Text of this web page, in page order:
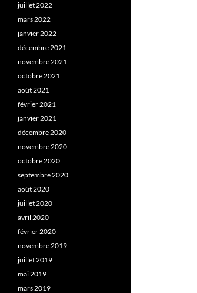
juillet 2022
mars 2022
janvier 2022
décembre 2021
novembre 2021
octobre 2021
août 2021
février 2021
janvier 2021
décembre 2020
novembre 2020
octobre 2020
septembre 2020
août 2020
juillet 2020
avril 2020
février 2020
novembre 2019
juillet 2019
mai 2019
mars 2019